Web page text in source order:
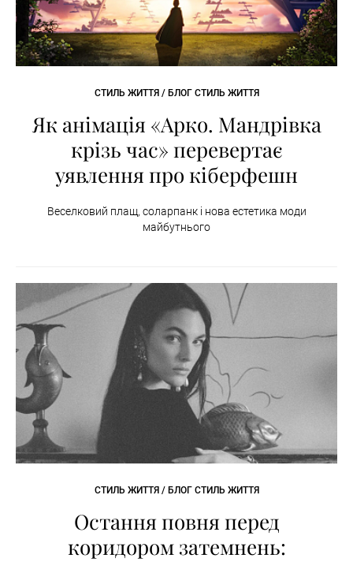
СТИЛЬ ЖИТТЯ / БЛОГ СТИЛЬ ЖИТТЯ
Як анімація «Арко. Мандрівка
крізь час» перевертає
уявлення про кіберфешн
Веселковий плащ, соларпанк і нова естетика моди
майбутнього
СТИЛЬ ЖИТТЯ / БЛОГ СТИЛЬ ЖИТТЯ
Остання повня перед
коридором затемнень: